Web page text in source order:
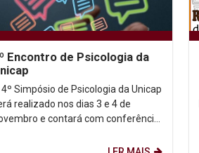
Encontro de Psicologia da
4º Simpósio de Psicologia da Unicap
realizado nos dias 3 e 4 de
e contará com conferência